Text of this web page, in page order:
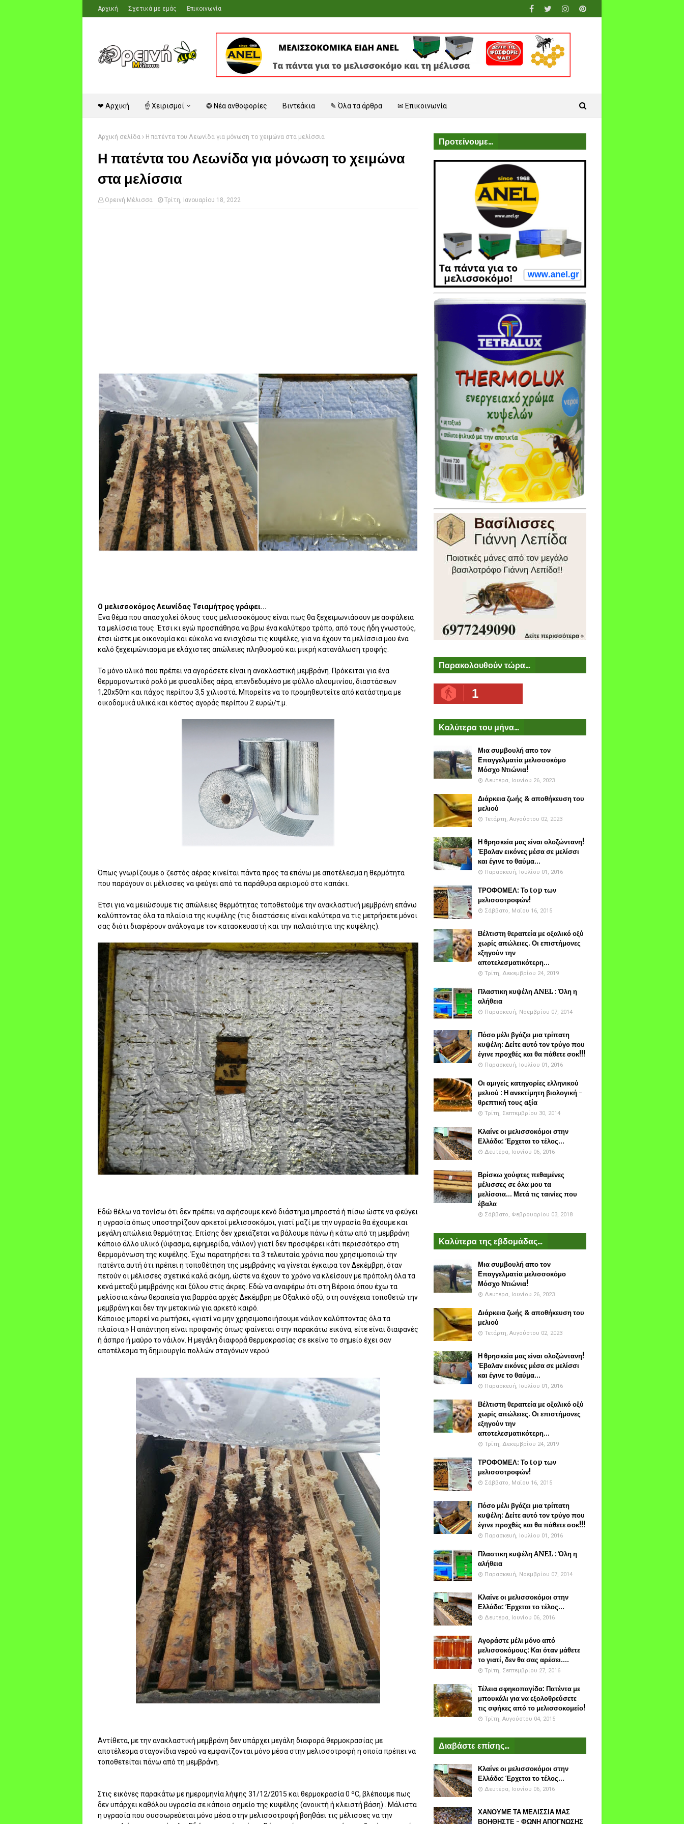
Αρχική Σχετικά με εμάς Επικοινωνία
❤ Αρχική ☝ Χειρισμοί ❂ Νέα ανθοφορίες Βιντεάκια ✎ Όλα τα άρθρα ✉ Επικοινωνία
Αρχική σελίδα Η πατέντα του Λεωνίδα για μόνωση το χειμώνα στα μελίσσια
Η πατέντα του Λεωνίδα για μόνωση το χειμώνα
στα μελίσσια
Ορεινή Μέλισσα Τρίτη, Ιανουαρίου 18, 2022
Ο μελισσοκόμος Λεωνίδας Τσιαμήτρος γράφει...
Ένα θέμα που απασχολεί όλους τους μελισσοκόμους είναι πως θα ξεχειμωνιάσουν με ασφάλεια
τα μελίσσια τους. Έτσι κι εγώ προσπάθησα να βρω ένα καλύτερο τρόπο, από τους ήδη γνωστούς,
έτσι ώστε με οικονομία και εύκολα να ενισχύσω τις κυψέλες, για να έχουν τα μελίσσια μου ένα
καλό ξεχειμώνιασμα με ελάχιστες απώλειες πληθυσμού και μικρή κατανάλωση τροφής.
Το μόνο υλικό που πρέπει να αγοράσετε είναι η ανακλαστική μεμβράνη. Πρόκειται για ένα
θερμομονωτικό ρολό με φυσαλίδες αέρα, επενδεδυμένο με φύλλο αλουμινίου, διαστάσεων
1,20x50m και πάχος περίπου 3,5 χιλιοστά. Μπορείτε να το προμηθευτείτε από κατάστημα με
οικοδομικά υλικά και κόστος αγοράς περίπου 2 ευρώ/τ.μ.
Όπως γνωρίζουμε ο ζεστός αέρας κινείται πάντα προς τα επάνω με αποτέλεσμα η θερμότητα
που παράγουν οι μέλισσες να φεύγει από τα παράθυρα αερισμού στο καπάκι.
Έτσι για να μειώσουμε τις απώλειες θερμότητας τοποθετούμε την ανακλαστική μεμβράνη επάνω
καλύπτοντας όλα τα πλαίσια της κυψέλης (τις διαστάσεις είναι καλύτερα να τις μετρήσετε μόνοι
σας διότι διαφέρουν ανάλογα με τον κατασκευαστή και την παλαιότητα της κυψέλης).
Εδώ θέλω να τονίσω ότι δεν πρέπει να αφήσουμε κενό διάστημα μπροστά ή πίσω ώστε να φεύγει
η υγρασία όπως υποστηρίζουν αρκετοί μελισσοκόμοι, γιατί μαζί με την υγρασία θα έχουμε και
μεγάλη απώλεια θερμότητας. Επίσης δεν χρειάζεται να βάλουμε πάνω ή κάτω από τη μεμβράνη
κάποιο άλλο υλικό (ύφασμα, εφημερίδα, νάιλον) γιατί δεν προσφέρει κάτι περισσότερο στη
θερμομόνωση της κυψέλης. Έχω παρατηρήσει τα 3 τελευταία χρόνια που χρησιμοποιώ την
πατέντα αυτή ότι πρέπει η τοποθέτηση της μεμβράνης να γίνεται έγκαιρα τον Δεκέμβρη, όταν
πετούν οι μέλισσες σχετικά καλά ακόμη, ώστε να έχουν το χρόνο να κλείσουν με πρόπολη όλα τα
κενά μεταξύ μεμβράνης και ξύλου στις άκρες. Εδώ να αναφέρω ότι στη Βέροια όπου έχω τα
μελίσσια κάνω θεραπεία για βαρρόα αρχές Δεκέμβρη με Οξαλικό οξύ, στη συνέχεια τοποθετώ την
μεμβράνη και δεν την μετακινώ για αρκετό καιρό.
Κάποιος μπορεί να ρωτήσει, «γιατί να μην χρησιμοποιήσουμε νάιλον καλύπτοντας όλα τα
πλαίσια;» Η απάντηση είναι προφανής όπως φαίνεται στην παρακάτω εικόνα, είτε είναι διαφανές
ή άσπρο ή μαύρο το νάιλον. Η μεγάλη διαφορά θερμοκρασίας σε εκείνο το σημείο έχει σαν
αποτέλεσμα τη δημιουργία πολλών σταγόνων νερού.
Αντίθετα, με την ανακλαστική μεμβράνη δεν υπάρχει μεγάλη διαφορά θερμοκρασίας με
αποτέλεσμα σταγονίδια νερού να εμφανίζονται μόνο μέσα στην μελισσοτροφή η οποία πρέπει να
τοποθετείται πάνω από τη μεμβράνη.
Στις εικόνες παρακάτω με ημερομηνία λήψης 31/12/2015 και θερμοκρασία 0 ºC, βλέπουμε πως
δεν υπάρχει καθόλου υγρασία σε κάποιο σημείο της κυψέλης (ανοικτή ή κλειστή βάση) . Μάλιστα
η υγρασία που συσσωρεύεται μόνο μέσα στην μελισσοτροφή βοηθάει τις μέλισσες να την
Προτείνουμε...
Παρακολουθούν τώρα...
1
Καλύτερα του μήνα...
Μια συμβουλή απο τον
Επαγγελματία μελισσοκόμο
Μόσχο Ντιώνια!
Δευτέρα, Ιουνίου 26, 2023
Διάρκεια ζωής & αποθήκευση του
μελιού
Τετάρτη, Αυγούστου 02, 2023
Η θρησκεία μας είναι ολοζώντανη!
Έβαλαν εικόνες μέσα σε μελίσσι
και έγινε το θαύμα...
Παρασκευή, Ιουλίου 01, 2016
ΤΡΟΦΟΜΕΛ: Το top των
μελισσοτροφών!
Σάββατο, Μαΐου 16, 2015
Βέλτιστη θεραπεία με οξαλικό οξύ
χωρίς απώλειες. Οι επιστήμονες
εξηγούν την
αποτελεσματικότερη...
Τρίτη, Δεκεμβρίου 24, 2019
Πλαστικη κυψέλη ANEL : Όλη η
αλήθεια
Παρασκευή, Νοεμβρίου 07, 2014
Πόσο μέλι βγάζει μια τρίπατη
κυψέλη: Δείτε αυτό τον τρύγο που
έγινε προχθές και θα πάθετε σοκ!!!
Παρασκευή, Ιουλίου 01, 2016
Οι αμιγείς κατηγορίες ελληνικού
μελιού : Η ανεκτίμητη βιολογική -
θρεπτική τους αξία
Τρίτη, Σεπτεμβρίου 30, 2014
Κλαίνε οι μελισσοκόμοι στην
Ελλάδα: Έρχεται το τέλος...
Δευτέρα, Ιουνίου 06, 2016
Βρίσκω χούφτες πεθαμένες
μέλισσες σε όλα μου τα
μελίσσια... Μετά τις ταινίες που
έβαλα
Σάββατο, Φεβρουαρίου 03, 2018
Καλύτερα της εβδομάδας...
Μια συμβουλή απο τον
Επαγγελματία μελισσοκόμο
Μόσχο Ντιώνια!
Δευτέρα, Ιουνίου 26, 2023
Διάρκεια ζωής & αποθήκευση του
μελιού
Τετάρτη, Αυγούστου 02, 2023
Η θρησκεία μας είναι ολοζώντανη!
Έβαλαν εικόνες μέσα σε μελίσσι
και έγινε το θαύμα...
Παρασκευή, Ιουλίου 01, 2016
Βέλτιστη θεραπεία με οξαλικό οξύ
χωρίς απώλειες. Οι επιστήμονες
εξηγούν την
αποτελεσματικότερη...
Τρίτη, Δεκεμβρίου 24, 2019
ΤΡΟΦΟΜΕΛ: Το top των
μελισσοτροφών!
Σάββατο, Μαΐου 16, 2015
Πόσο μέλι βγάζει μια τρίπατη
κυψέλη: Δείτε αυτό τον τρύγο που
έγινε προχθές και θα πάθετε σοκ!!!
Παρασκευή, Ιουλίου 01, 2016
Πλαστικη κυψέλη ANEL : Όλη η
αλήθεια
Παρασκευή, Νοεμβρίου 07, 2014
Κλαίνε οι μελισσοκόμοι στην
Ελλάδα: Έρχεται το τέλος...
Δευτέρα, Ιουνίου 06, 2016
Αγοράστε μέλι μόνο από
μελισσοκόμους: Και όταν μάθετε
το γιατί, δεν θα σας αρέσει....
Τρίτη, Σεπτεμβρίου 27, 2016
Τέλεια σφηκοπαγίδα: Πατέντα με
μπουκάλι για να εξολοθρεύσετε
τις σφήκες από το μελισσοκομείο!
Τρίτη, Αυγούστου 04, 2015
Διαβάστε επίσης...
Κλαίνε οι μελισσοκόμοι στην
Ελλάδα: Έρχεται το τέλος...
Δευτέρα, Ιουνίου 06, 2016
ΧΑΝΟΥΜΕ ΤΑ ΜΕΛΙΣΣΙΑ ΜΑΣ
ΒΟΗΘΗΣΤΕ - ΦΩΝΗ ΑΠΟΓΝΩΣΗΣ